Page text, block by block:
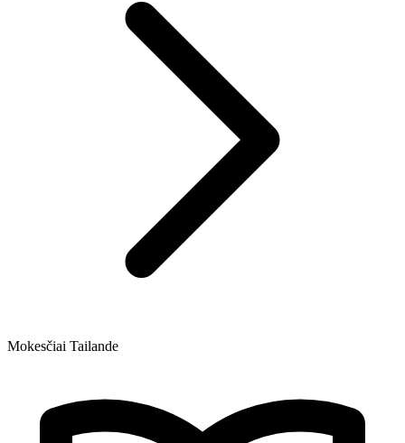
Mokesčiai Tailande